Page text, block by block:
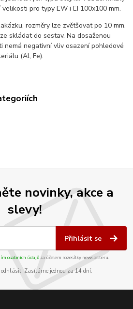
pro typy EW i EI 100x100 mm.
rozměry lze zvětšovat po 10 mm.
skládat do sestav. Na dosaženou
nemá negativní vliv osazení pohledové
(Al, Fe).
novinky, akce a
slevy!
Přihlásit se
osobních údajůza účelem rozesílky newsletteru.
odhlásit. Zasíláme jednou za 14 dní.